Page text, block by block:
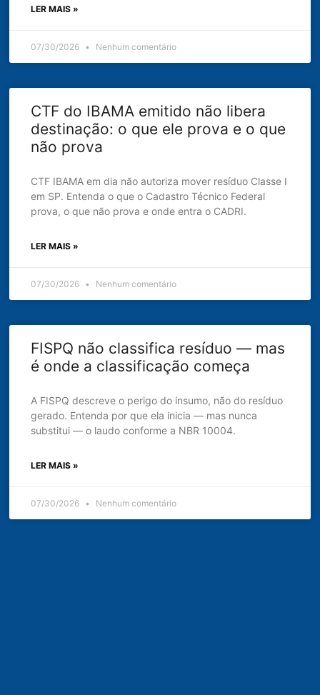
LER MAIS »
07/30/2026 Nenhum comentário
CTF do IBAMA emitido não libera
destinação: o que ele prova e o que
não prova
CTF IBAMA em dia não autoriza mover resíduo Classe I
em SP. Entenda o que o Cadastro Técnico Federal
prova, o que não prova e onde entra o CADRI.
LER MAIS »
07/30/2026 Nenhum comentário
FISPQ não classifica resíduo — mas
é onde a classificação começa
A FISPQ descreve o perigo do insumo, não do resíduo
gerado. Entenda por que ela inicia — mas nunca
substitui — o laudo conforme a NBR 10004.
LER MAIS »
07/30/2026 Nenhum comentário